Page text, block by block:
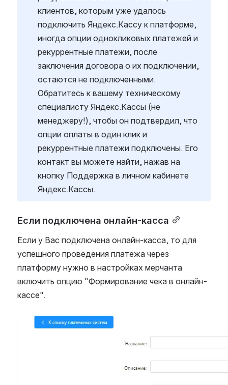
клиентов, которым уже удалось
подключить Яндекс.Кассу к платформе,
иногда опции однокликовых платежей и
рекуррентные платежи, после
заключения договора о их подключении,
остаются не подключенными.
Обратитесь к вашему техническому
специалисту Яндекс.Кассы (не
менеджеру!), чтобы он подтвердил, что
опции оплаты в один клик и
рекуррентные платежи подключены. Его
контакт вы можете найти, нажав на
кнопку Поддержка в личном кабинете
Яндекс.Кассы.
Если подключена онлайн-касса
Если у Вас подключена онлайн-касса, то для
успешного проведения платежа через
платформу нужно в настройках мерчанта
включить опцию "Формирование чека в онлайн-
кассе".